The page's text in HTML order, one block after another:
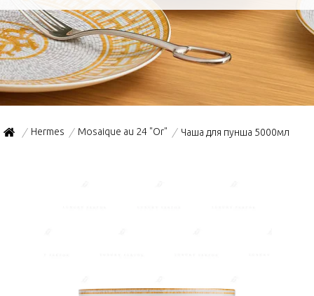
/ Hermes / Mosaique au 24 "Or" / Чаша для пунша 5000мл